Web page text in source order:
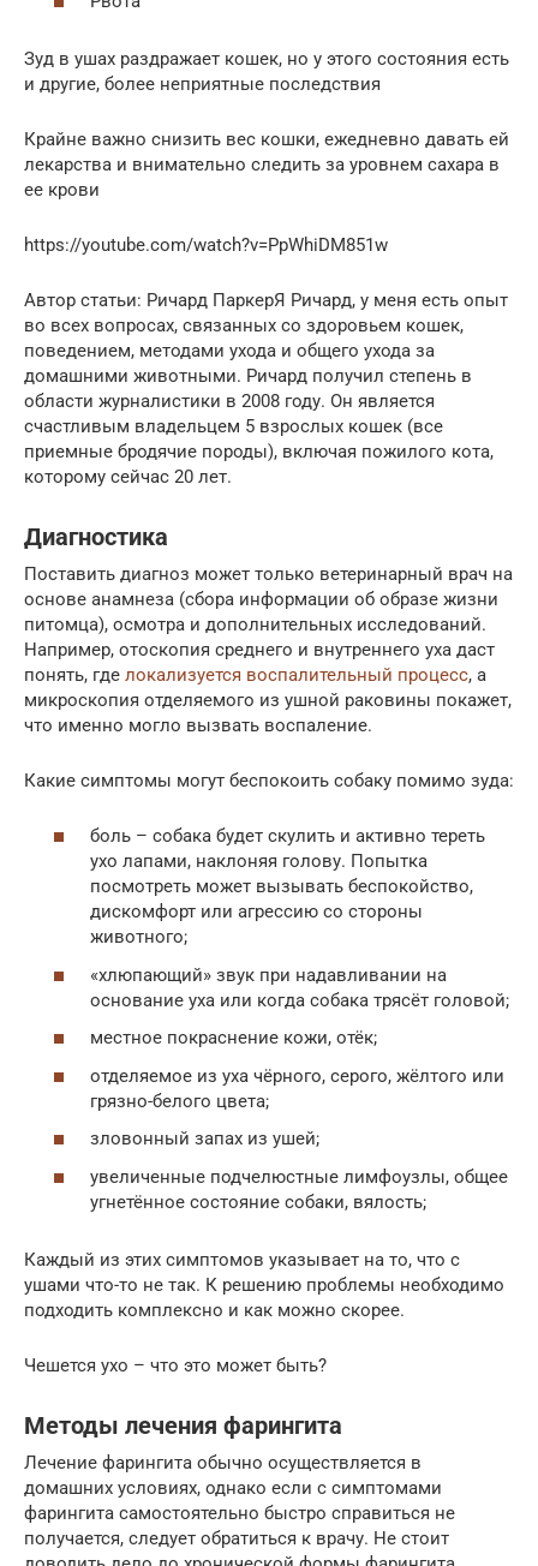
Зуд в ушах раздражает кошек, но у этого состояния есть
и другие, более неприятные последствия
Крайне важно снизить вес кошки, ежедневно давать ей
лекарства и внимательно следить за уровнем сахара в
ее крови
https://youtube.com/watch?v=PpWhiDM851w
Автор статьи: Ричард ПаркерЯ Ричард, у меня есть опыт
во всех вопросах, связанных со здоровьем кошек,
поведением, методами ухода и общего ухода за
домашними животными. Ричард получил степень в
области журналистики в 2008 году. Он является
счастливым владельцем 5 взрослых кошек (все
приемные бродячие породы), включая пожилого кота,
которому сейчас 20 лет.
Диагностика
Поставить диагноз может только ветеринарный врач на
основе анамнеза (сбора информации об образе жизни
питомца), осмотра и дополнительных исследований.
Например, отоскопия среднего и внутреннего уха даст
понять, где локализуется воспалительный процесс, а
микроскопия отделяемого из ушной раковины покажет,
что именно могло вызвать воспаление.
Какие симптомы могут беспокоить собаку помимо зуда:
боль – собака будет скулить и активно тереть
ухо лапами, наклоняя голову. Попытка
посмотреть может вызывать беспокойство,
дискомфорт или агрессию со стороны
животного;
«хлюпающий» звук при надавливании на
основание уха или когда собака трясёт головой;
местное покраснение кожи, отёк;
отделяемое из уха чёрного, серого, жёлтого или
грязно-белого цвета;
зловонный запах из ушей;
увеличенные подчелюстные лимфоузлы, общее
угнетённое состояние собаки, вялость;
Каждый из этих симптомов указывает на то, что с
ушами что-то не так. К решению проблемы необходимо
подходить комплексно и как можно скорее.
Чешется ухо – что это может быть?
Методы лечения фарингита
Лечение фарингита обычно осуществляется в
домашних условиях, однако если с симптомами
фарингита самостоятельно быстро справиться не
получается, следует обратиться к врачу. Не стоит